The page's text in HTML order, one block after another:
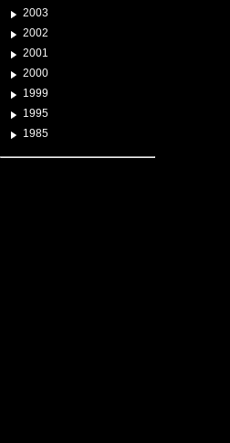
2003
2002
2001
2000
1999
1995
1985